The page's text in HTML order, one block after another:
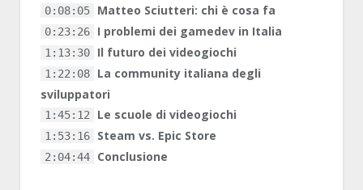
0:08:05 Matteo Sciutteri: chi è cosa fa
0:23:26 I problemi dei gamedev in Italia
1:13:30 Il futuro dei videogiochi
1:22:08
La community italiana degli
sviluppatori
1:45:12 Le scuole di videogiochi
1:53:16 Steam vs. Epic Store
2:04:44 Conclusione